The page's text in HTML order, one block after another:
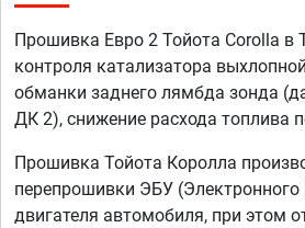
Прошивка Евро 2 Тойота Corolla в
контроля катализатора
обманки заднего лямбда зонда
ДК 2), снижение расхода топлива
Прошивка Тойота Королла
перепрошивки ЭБУ
двигателя автомобиля, при этом